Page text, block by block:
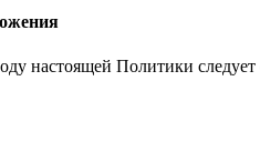
настоящей Политики